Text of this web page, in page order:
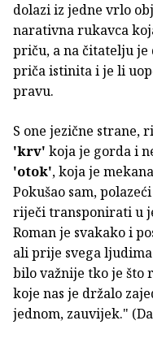
dolazi iz jedne vrlo
narativna rukavca
priču, a na čitatelju je
priča istinita i je li
pravu.
S one jezične strane,
'krv' koja je gorda i
'otok', koja je
Pokušao sam,
riječi transponirati u
Roman je svakako i
ali prije svega
bilo važnije tko je što
koje nas je držalo
jednom, zauvijek."